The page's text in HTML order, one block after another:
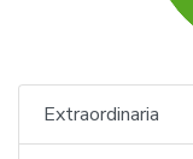
Extraordinaria